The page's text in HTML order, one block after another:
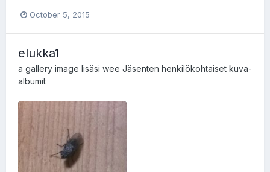
October 5, 2015
elukka1
a gallery image lisäsi wee Jäsenten henkilökohtaiset kuva-
albumit